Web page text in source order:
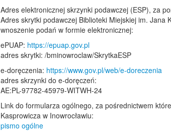
Adres elektronicznej skrzynki podawczej (ESP), za
Adres skrytki podawczej Biblioteki Miejskiej im. Jana
wnoszenie podań w formie elektronicznej:
ePUAP: https://epuap.gov.pl
adres skrytki: /bminowroclaw/SkrytkaESP
e-doręczenia: https://www.gov.pl/web/e-doreczenia
adres skrzynki do e-doręczeń:
AE:PL-97782-45979-WITWH-24
Link do formularza ogólnego, za pośrednictwem
Kasprowicza w Inowrocławiu:
pismo ogólne